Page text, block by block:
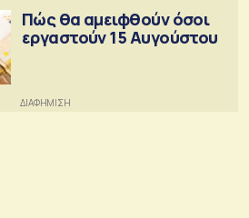
Πώς θα αμειφθούν όσοι
εργαστούν 15 Αυγούστου